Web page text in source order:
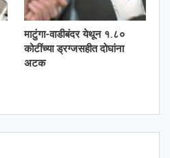
माटुंगा-वाडीबंदर येथून १.८०
कोटींच्या ड्रग्जसहीत दोघांना
अटक